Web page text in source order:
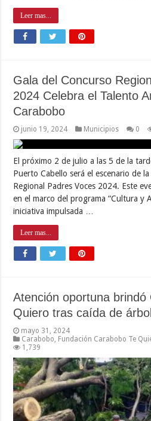
Leer mas...
Gala del Concurso
2024 Celebra el Talento
Carabobo
junio 19, 2024 Municipios 0
El próximo 2 de julio a las 5 de la
Puerto Cabello será el escenario de
Regional Padres Voces 2024. Este
en el marco del programa “Cultura y
iniciativa impulsada …
Leer mas...
Atención oportuna brindó
Quiero tras caída de
mayo 31, 2024
Carabobo Fundación Carabobo Te
1,739